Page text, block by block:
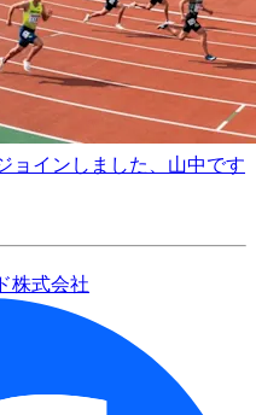
ョインしました、山中です
株式会社